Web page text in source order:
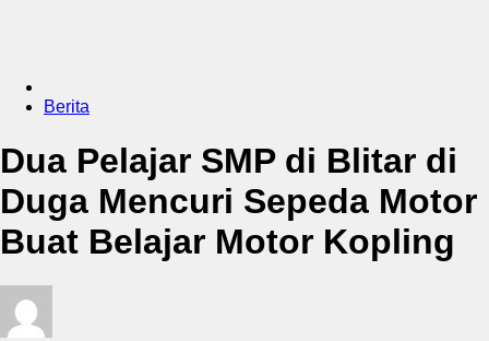
Berita
Dua Pelajar SMP di Blitar di
Duga Mencuri Sepeda Motor
Buat Belajar Motor Kopling